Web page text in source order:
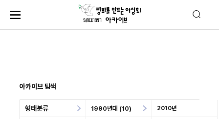
아카이브 탐색
형태분류 1990년대 (10) 2010년